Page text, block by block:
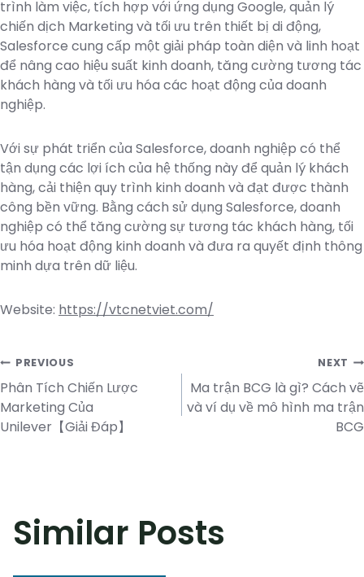
trình làm việc, tích hợp với ứng dụng Google, quản lý
chiến dịch Marketing và tối ưu trên thiết bị di động,
Salesforce cung cấp một giải pháp toàn diện và linh hoạt
để nâng cao hiệu suất kinh doanh, tăng cường tương tác
khách hàng và tối ưu hóa các hoạt động của doanh
nghiệp.
Với sự phát triển của Salesforce, doanh nghiệp có thể
tận dụng các lợi ích của hệ thống này để quản lý khách
hàng, cải thiện quy trình kinh doanh và đạt được thành
công bền vững. Bằng cách sử dụng Salesforce, doanh
nghiệp có thể tăng cường sự tương tác khách hàng, tối
ưu hóa hoạt động kinh doanh và đưa ra quyết định thông
minh dựa trên dữ liệu.
Website: https://vtcnetviet.com/
Post
navigation
PREVIOUS
Phân Tích Chiến Lược
Marketing Của
Unilever【Giải Đáp】
NEXT
Ma trận BCG là gì? Cách vẽ
và ví dụ về mô hình ma trận
BCG
Similar Posts